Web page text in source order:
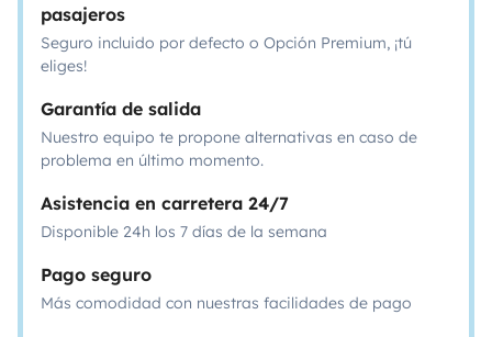
pasajeros
Seguro incluido por defecto o Opción Premium, ¡tú
eliges!
Garantía de salida
Nuestro equipo te propone alternativas en caso de
problema en último momento.
Asistencia en carretera 24/7
Disponible 24h los 7 días de la semana
Pago seguro
Más comodidad con nuestras facilidades de pago